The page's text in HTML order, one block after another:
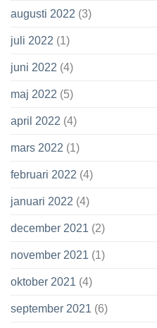
augusti 2022 (3)
juli 2022 (1)
juni 2022 (4)
maj 2022 (5)
april 2022 (4)
mars 2022 (1)
februari 2022 (4)
januari 2022 (4)
december 2021 (2)
november 2021 (1)
oktober 2021 (4)
september 2021 (6)